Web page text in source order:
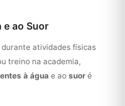
e ao Suor
atividades físicas
treino na academia,
à água e ao suor é